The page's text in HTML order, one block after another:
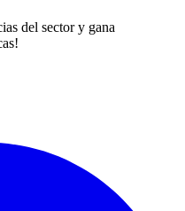
del sector y gana